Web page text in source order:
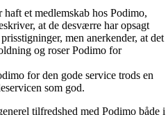
et medlemskab hos Podimo,
at de desværre har opsagt
men anerkender, at det
og roser Podimo for
for den gode service trods en
som god.
tilfredshed med Podimo både i